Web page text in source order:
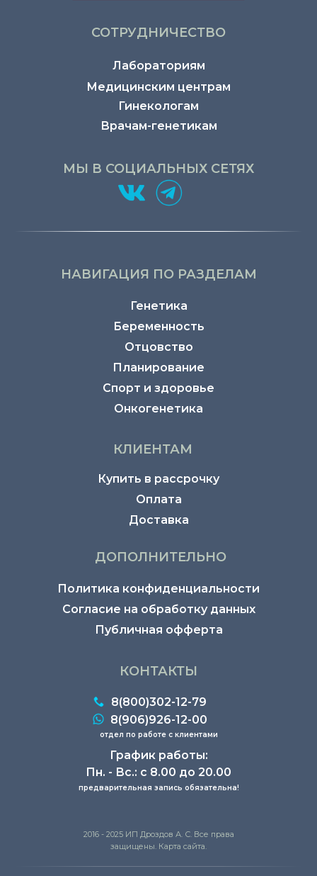
СОТРУДНИЧЕСТВО
Лабораториям
Медицинским центрам
Гинекологам
Врачам-генетикам
МЫ В СОЦИАЛЬНЫХ СЕТЯХ
2016 - 2025 ИП Дроздов А. С. Все права
защищены. Карта сайта.
НАВИГАЦИЯ ПО РАЗДЕЛАМ
КЛИЕНТАМ
ДОПОЛНИТЕЛЬНО
КОНТАКТЫ
8(906)926-12-00
8(800)302-12-79
отдел по работе с клиентами
Купить в рассрочку
Согласие на обработку данных
Оплата
Отцовство
Планирование
Спорт и здоровье
Генетика
Беременность
Онкогенетика
Политика конфиденциальности
Доставка
Публичная офферта
График работы:
Пн. - Вс.: с 8.00 до 20.00
предварительная запись обязательна!